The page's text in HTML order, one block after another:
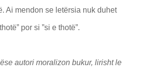
Ai mendon se letërsia nuk duhet
por si ”si e thotë”.
autori moralizon bukur, lirisht le